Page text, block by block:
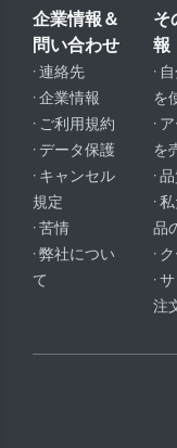
企業情報＆
問い合わせ
· 連絡先
· 企業情報
· ご利用規約
· データ保護
· キャンセル
規定
· 苦情
· 弊社につい
て
そ
報
·
を
·
を
·
·
品
·
·
注